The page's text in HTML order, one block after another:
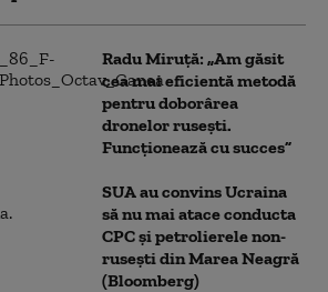
Radu Miruță: „Am găsit
cea mai eficientă metodă
pentru doborârea
dronelor rusești.
Funcționează cu succes”
SUA au convins Ucraina
să nu mai atace conducta
CPC şi petrolierele non-
ruseşti din Marea Neagră
(Bloomberg)